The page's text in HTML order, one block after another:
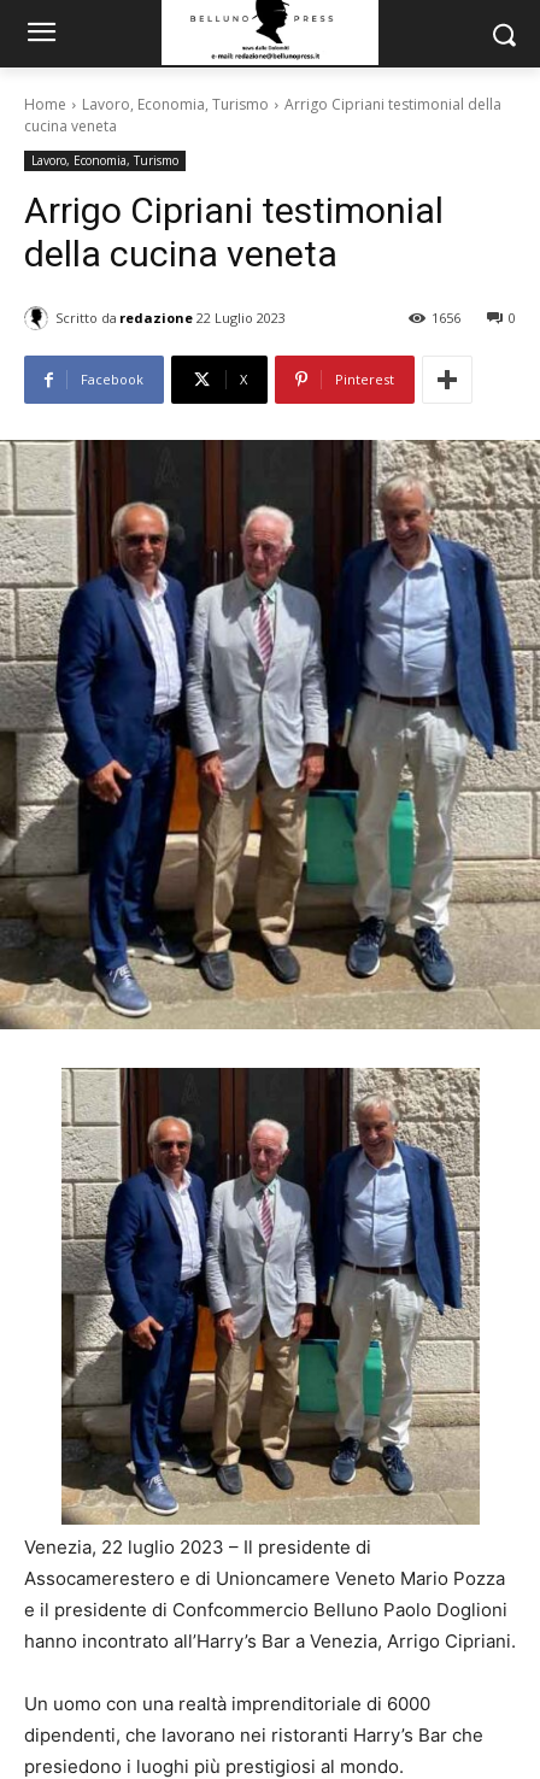
Home Lavoro, Economia, Turismo
Arrigo Cipriani testimonial della
cucina veneta
Lavoro, Economia, Turismo
Arrigo Cipriani testimonial
della cucina veneta
Scritto da redazione 22 Luglio 2023 0
1656
Facebook X Pinterest
Venezia, 22 luglio 2023 – Il presidente di
Assocamerestero e di Unioncamere Veneto Mario Pozza
e il presidente di Confcommercio Belluno Paolo Doglioni
hanno incontrato all’Harry’s Bar a Venezia, Arrigo Cipriani.
Un uomo con una realtà imprenditoriale di 6000
dipendenti, che lavorano nei ristoranti Harry’s Bar che
presiedono i luoghi più prestigiosi al mondo.